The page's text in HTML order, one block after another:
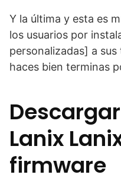
Y la última y esta es
los usuarios por
personalizadas] a
haces bien terminas
Lanix
firmware